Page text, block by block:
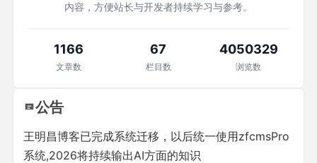
内容，方便站长与开发者持续学习与参考。
1166
文章数
67
栏目数
4050329
浏览数
公告
王明昌博客已完成系统迁移，以后统一使用zfcmsPro
系统,2026将持续输出AI方面的知识